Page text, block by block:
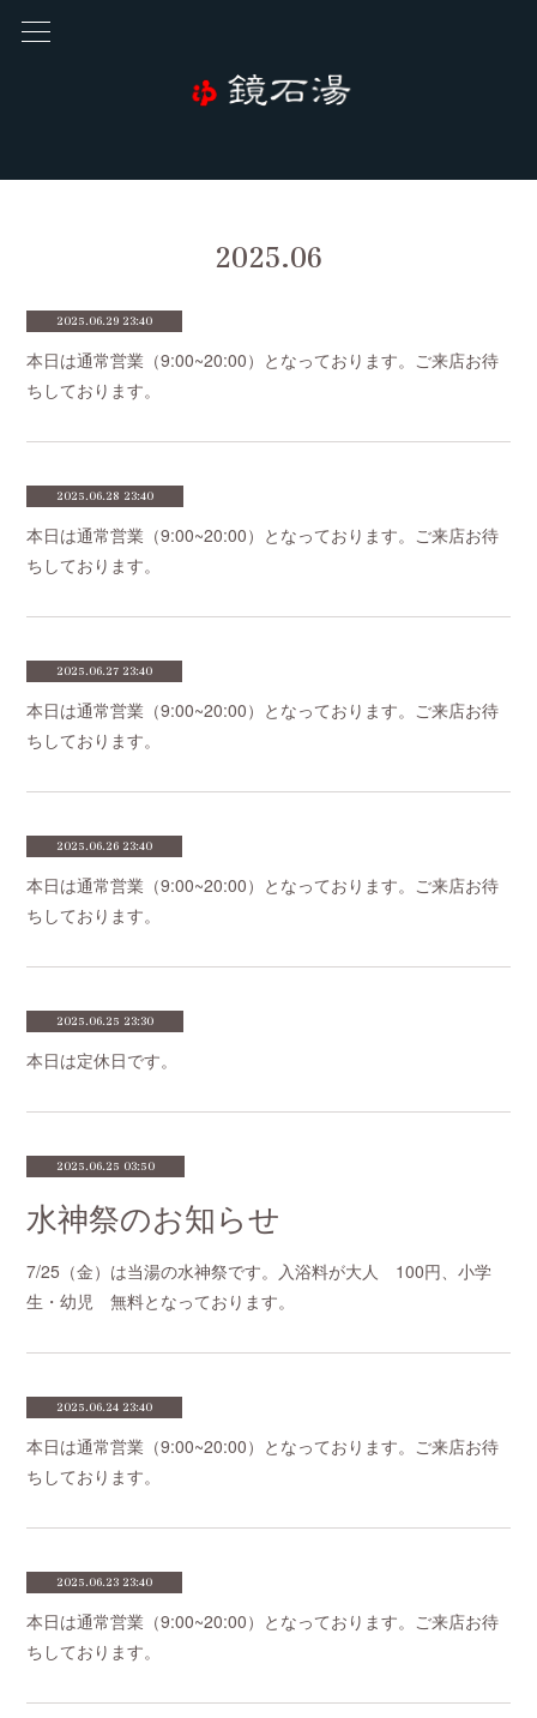
2025.06
2025.06.29 23:40
本日は通常営業（9:00~20:00）となっております。ご来店お待
ちしております。
2025.06.28 23:40
本日は通常営業（9:00~20:00）となっております。ご来店お待
ちしております。
2025.06.27 23:40
本日は通常営業（9:00~20:00）となっております。ご来店お待
ちしております。
2025.06.26 23:40
本日は通常営業（9:00~20:00）となっております。ご来店お待
ちしております。
2025.06.25 23:30
本日は定休日です。
2025.06.25 03:50
水神祭のお知らせ
7/25（金）は当湯の水神祭です。入浴料が大人 100円、小学
生・幼児 無料となっております。
2025.06.24 23:40
本日は通常営業（9:00~20:00）となっております。ご来店お待
ちしております。
2025.06.23 23:40
本日は通常営業（9:00~20:00）となっております。ご来店お待
ちしております。